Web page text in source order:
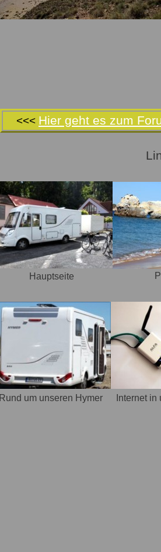
<<< Hier geht es zum
Hauptseite
Rund um unseren Hymer Internet